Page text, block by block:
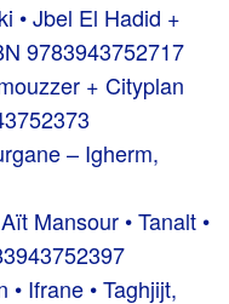
• Jbel El Hadid +
9783943752717
+ Cityplan
– Igherm,
Mansour • Tanalt •
Ifrane • Taghjijt,